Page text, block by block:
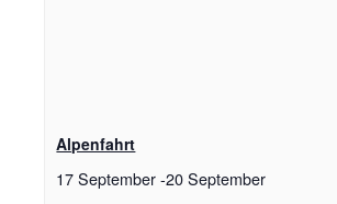
Alpenfahrt
17 September -20 September